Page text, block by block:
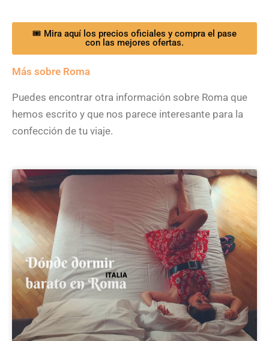
🎟 Mira aquí los precios oficiales y compra el pase
con las mejores ofertas.
Más sobre Roma
Puedes encontrar otra información sobre Roma que
hemos escrito y que nos parece interesante para la
confección de tu viaje.